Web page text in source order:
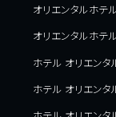
オリエンタルホテ
オリエンタルホテ
ホテル オリエン
ホテル オリエン